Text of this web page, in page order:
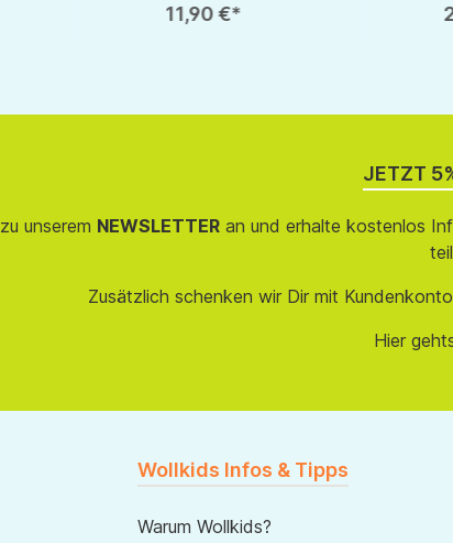
11,90 €*
JETZT
zu unserem NEWSLETTERan und erhalte kostenlos
Zusätzlich schenken wir Dir mit
Hier
Wollkids Infos & Tipps
Warum Wollkids?